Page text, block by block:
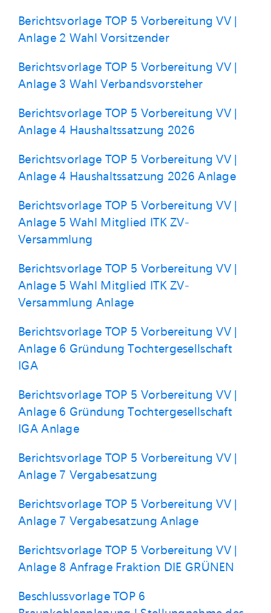
Berichtsvorlage TOP 5 Vorbereitung VV |
Anlage 2 Wahl Vorsitzender
Berichtsvorlage TOP 5 Vorbereitung VV |
Anlage 3 Wahl Verbandsvorsteher
Berichtsvorlage TOP 5 Vorbereitung VV |
Anlage 4 Haushaltssatzung 2026
Berichtsvorlage TOP 5 Vorbereitung VV |
Anlage 4 Haushaltssatzung 2026 Anlage
Berichtsvorlage TOP 5 Vorbereitung VV |
Anlage 5 Wahl Mitglied ITK ZV-
Versammlung
Berichtsvorlage TOP 5 Vorbereitung VV |
Anlage 5 Wahl Mitglied ITK ZV-
Versammlung Anlage
Berichtsvorlage TOP 5 Vorbereitung VV |
Anlage 6 Gründung Tochtergesellschaft
IGA
Berichtsvorlage TOP 5 Vorbereitung VV |
Anlage 6 Gründung Tochtergesellschaft
IGA Anlage
Berichtsvorlage TOP 5 Vorbereitung VV |
Anlage 7 Vergabesatzung
Berichtsvorlage TOP 5 Vorbereitung VV |
Anlage 7 Vergabesatzung Anlage
Berichtsvorlage TOP 5 Vorbereitung VV |
Anlage 8 Anfrage Fraktion DIE GRÜNEN
Beschlussvorlage TOP 6